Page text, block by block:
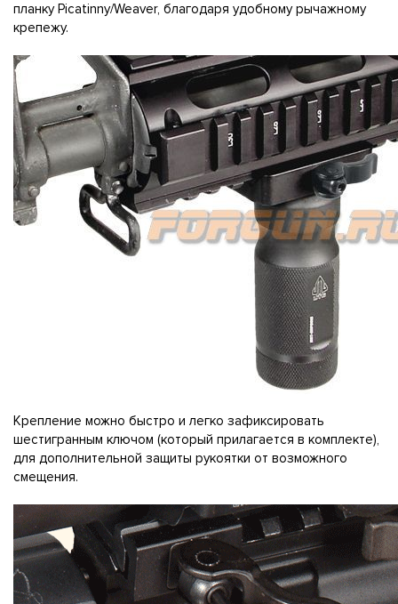
планку Picatinny/Weaver, благодаря удобному рычажному
крепежу.
Крепление можно быстро и легко зафиксировать
шестигранным ключом (который прилагается в комплекте),
для дополнительной защиты рукоятки от возможного
смещения.